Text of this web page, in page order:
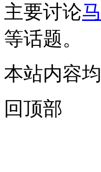
主要讨论
等话题。
本站内容
回顶部